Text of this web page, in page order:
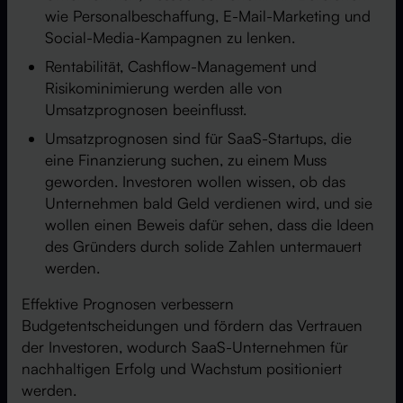
wie Personalbeschaffung, E-Mail-Marketing und
Social-Media-Kampagnen zu lenken.
Rentabilität, Cashflow-Management und
Risikominimierung werden alle von
Umsatzprognosen beeinflusst.
Umsatzprognosen sind für SaaS-Startups, die
eine Finanzierung suchen, zu einem Muss
geworden. Investoren wollen wissen, ob das
Unternehmen bald Geld verdienen wird, und sie
wollen einen Beweis dafür sehen, dass die Ideen
des Gründers durch solide Zahlen untermauert
werden.
Effektive Prognosen verbessern
Budgetentscheidungen und fördern das Vertrauen
der Investoren, wodurch SaaS-Unternehmen für
nachhaltigen Erfolg und Wachstum positioniert
werden.